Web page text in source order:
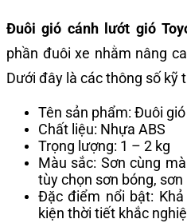
Đuôi gió cánh lướt gió
phần đuôi xe nhằm nâng
Dưới đây là các thông số kỹ
Tên sản phẩm: Đuôi
Chất liệu: Nhựa ABS
Trọng lượng: 1 – 2 kg
Màu sắc: Sơn cùng
tùy chọn sơn bóng, sơn
Đặc điểm nổi bật:
kiện thời tiết khắc